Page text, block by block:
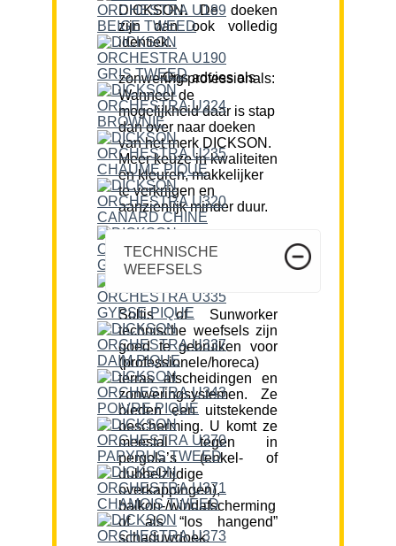
DICKSON. De doeken
zijn dan ook volledig
identiek.
Ons advies als zonwering professionals:
Wanneer de
mogelijkheid daar is stap
dan over naar doeken
van het merk DICKSON.
Meer keuze in kwaliteiten
en kleuren, makkelijker
te verkrijgen en
aanzienlijk minder duur.
TECHNISCHE
WEEFSELS
Soltis of Sunworker
technische weefsels zijn
goed te gebruiken voor
(professionele/horeca)
terras afscheidingen en
zonweringsystemen. Ze
bieden een uitstekende
bescherming. U komt ze
meestal tegen in
pergola’s (enkel- of
dubbelzijdige
overkappingen),
balkon-/windafscherming
of als “los hangend”
schaduwdoek.